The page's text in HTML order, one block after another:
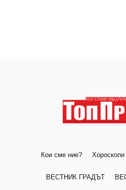
Кои сме ние? Хороскопи
ВЕСТНИК ГРАДЪТ